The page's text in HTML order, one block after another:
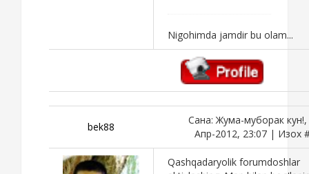
Nigohimda jamdir bu olam...
bek88
Сана: Жума-муборак
Апр-2012, 23:07 | Изох
Qashqadaryolik forumdoshlar